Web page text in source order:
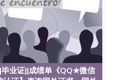
术设计，和航空学等，深
学部和研究所的商学课程
业人士前来研究与学习。
户办理信息； 2、客户付
账转制作点做电子图；
认； 5、电子图确认好转成
拍照或者视频确认再付余
顺丰，国外DHL）。 三、
业证||成绩单《QQ★微信